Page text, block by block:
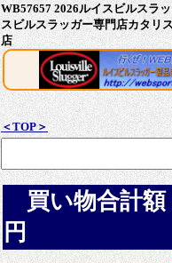
WB57657 2026ルイスビルスラ
スビルスラッガー専門店カタリ
店
＜TOP＞
買い物合計額
円